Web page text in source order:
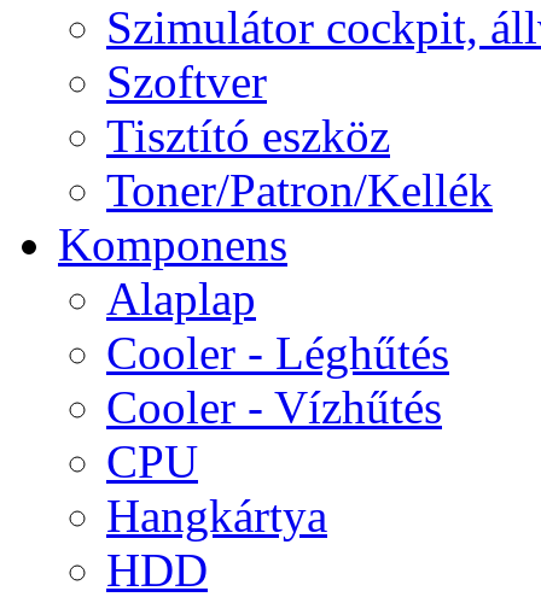
Szimulátor cockpit,
Szoftver
Tisztító eszköz
Toner/Patron/Kellék
Komponens
Alaplap
Cooler - Léghűtés
Cooler - Vízhűtés
CPU
Hangkártya
HDD